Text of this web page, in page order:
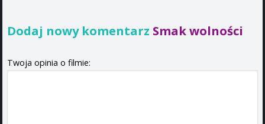
Dodaj nowy komentarz Smak wolności
Twoja opinia o filmie: